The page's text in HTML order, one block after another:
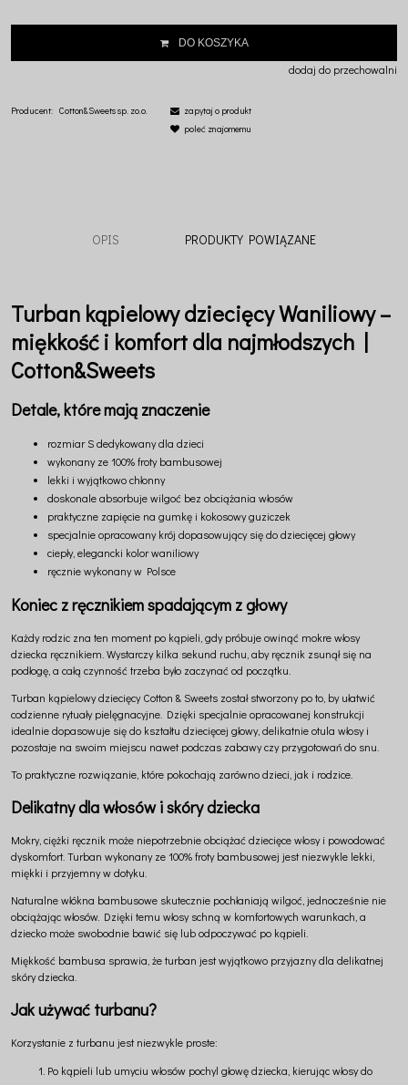
DO KOSZYKA
dodaj do przechowalni
Producent: Cotton&Sweets sp. zo.o.
zapytaj o produkt
poleć znajomemu
OPIS PRODUKTY POWIĄZANE
Turban kąpielowy dziecięcy Waniliowy –
miękkość i komfort dla najmłodszych |
Cotton&Sweets
Detale, które mają znaczenie
rozmiar S dedykowany dla dzieci
wykonany ze 100% froty bambusowej
lekki i wyjątkowo chłonny
doskonale absorbuje wilgoć bez obciążania włosów
praktyczne zapięcie na gumkę i kokosowy guziczek
specjalnie opracowany krój dopasowujący się do dziecięcej głowy
ciepły, elegancki kolor waniliowy
ręcznie wykonany w Polsce
Koniec z ręcznikiem spadającym z głowy
Każdy rodzic zna ten moment po kąpieli, gdy próbuje owinąć mokre włosy
dziecka ręcznikiem. Wystarczy kilka sekund ruchu, aby ręcznik zsunął się na
podłogę, a całą czynność trzeba było zaczynać od początku.
Turban kąpielowy dziecięcy Cotton & Sweets został stworzony po to, by ułatwić
codzienne rytuały pielęgnacyjne. Dzięki specjalnie opracowanej konstrukcji
idealnie dopasowuje się do kształtu dziecięcej głowy, delikatnie otula włosy i
pozostaje na swoim miejscu nawet podczas zabawy czy przygotowań do snu.
To praktyczne rozwiązanie, które pokochają zarówno dzieci, jak i rodzice.
Delikatny dla włosów i skóry dziecka
Mokry, ciężki ręcznik może niepotrzebnie obciążać dziecięce włosy i powodować
dyskomfort. Turban wykonany ze 100% froty bambusowej jest niezwykle lekki,
miękki i przyjemny w dotyku.
Naturalne włókna bambusowe skutecznie pochłaniają wilgoć, jednocześnie nie
obciążając włosów. Dzięki temu włosy schną w komfortowych warunkach, a
dziecko może swobodnie bawić się lub odpoczywać po kąpieli.
Miękkość bambusa sprawia, że turban jest wyjątkowo przyjazny dla delikatnej
skóry dziecka.
Jak używać turbanu?
Korzystanie z turbanu jest niezwykle proste:
Po kąpieli lub umyciu włosów pochyl głowę dziecka, kierując włosy do